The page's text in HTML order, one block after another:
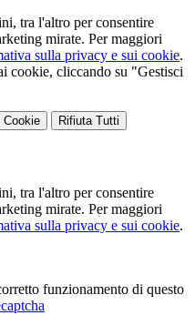
tra l'altro per consentire
mirate. Per maggiori
sulla privacy e sui cookie.
cookie, cliccando su "Gestisci
Rifiuta Tutti
tra l'altro per consentire
mirate. Per maggiori
sulla privacy e sui cookie.
funzionamento di questo